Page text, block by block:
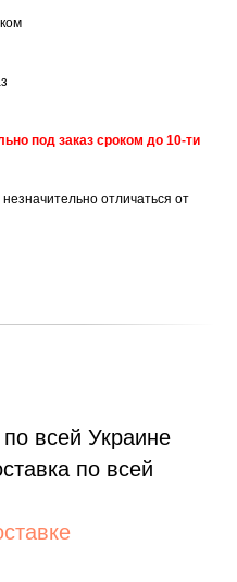
под заказ сроком до 10-ти
отличаться от
всей Украине
по всей